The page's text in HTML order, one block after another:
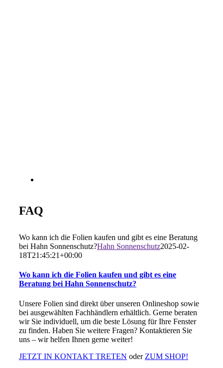
FAQ
Wo kann ich die Folien kaufen und gibt es eine Beratung
bei Hahn Sonnenschutz?Hahn Sonnenschutz2025-02-
18T21:45:21+00:00
Wo kann ich die Folien kaufen und gibt es eine
Beratung bei Hahn Sonnenschutz?
Unsere Folien sind direkt über unseren Onlineshop sowie
bei ausgewählten Fachhändlern erhältlich. Gerne beraten
wir Sie individuell, um die beste Lösung für Ihre Fenster
zu finden. Haben Sie weitere Fragen? Kontaktieren Sie
uns – wir helfen Ihnen gerne weiter!
JETZT IN KONTAKT TRETEN oder ZUM SHOP!